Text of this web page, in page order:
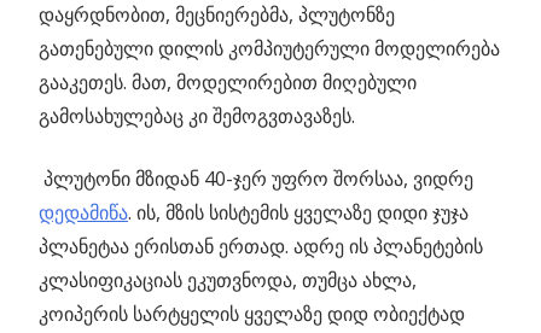
დაყრდნობით, მეცნიერებმა, პლუტონზე
გათენებული დილის კომპიუტერული მოდელირება
გააკეთეს. მათ, მოდელირებით მიღებული
გამოსახულებაც კი შემოგვთავაზეს.
პლუტონი მზიდან 40-ჯერ უფრო შორსაა, ვიდრე
დედამიწა. ის, მზის სისტემის ყველაზე დიდი ჯუჯა
პლანეტაა ერისთან ერთად. ადრე ის პლანეტების
კლასიფიკაციას ეკუთვნოდა, თუმცა ახლა,
კოიპერის სარტყელის ყველაზე დიდ ობიექტად